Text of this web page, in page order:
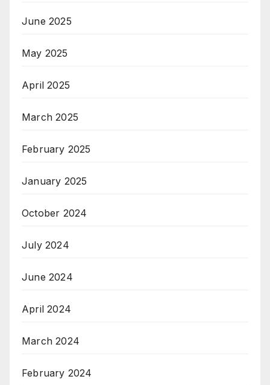
June 2025
May 2025
April 2025
March 2025
February 2025
January 2025
October 2024
July 2024
June 2024
April 2024
March 2024
February 2024